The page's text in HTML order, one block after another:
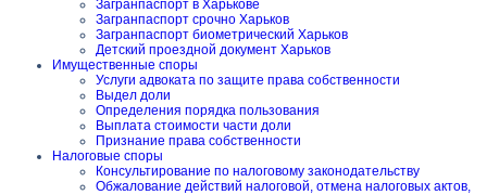
Загранпаспорт в Харькове
Загранпаспорт срочно Харьков
Загранпаспорт биометрический Харьков
Детский проездной документ Харьков
Имущественные споры
Услуги адвоката по защите права собственности
Выдел доли
Определения порядка пользования
Выплата стоимости части доли
Признание права собственности
Налоговые споры
Консультирование по налоговому законодательству
Обжалование действий налоговой, отмена налоговых актов,